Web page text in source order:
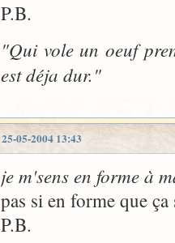
P.B.
"Qui vole un oeuf
est déja dur."
25-05-2004 13:43
je m'sens en forme à
pas si en forme que
P.B.